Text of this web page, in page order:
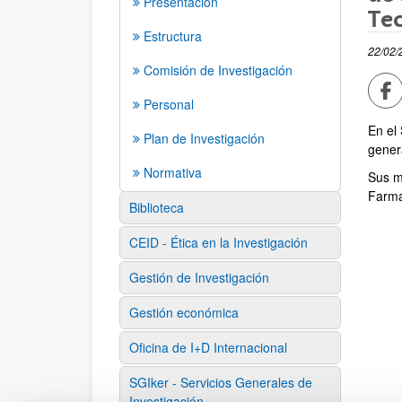
Estructura
Comisión de Investigación
Personal
Plan de Investigación
Normativa
Biblioteca
CEID - Ética en la Investigación
Gestión de Investigación
Gestión económica
Oficina de I+D Internacional
SGIker - Servicios Generales de
22/02/
En el
Sus